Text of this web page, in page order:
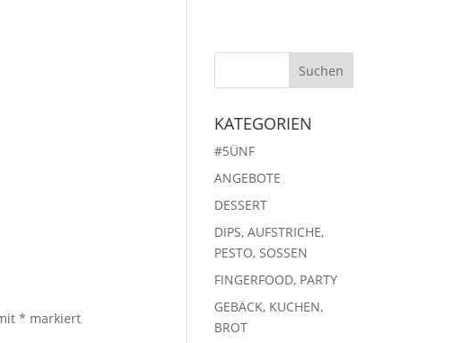
* markiert
KATEGORIEN
#5ÜNF
ANGEBOTE
DESSERT
DIPS, AUFSTRICHE,
PESTO, SOSSEN
FINGERFOOD, PARTY
GEBÄCK, KUCHEN,
BROT